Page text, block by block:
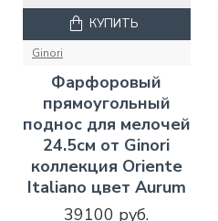
Ginori
Фарфоровый
прямоугольный
поднос для мелочей
24.5см от Ginori
коллекция Oriente
Italiano цвет Aurum
39100 руб.
КУПИТЬ